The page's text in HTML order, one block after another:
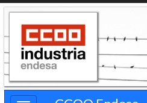
Pasar
contenido
principal